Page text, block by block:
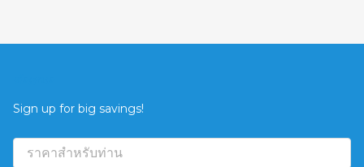
Sign up for big savings!